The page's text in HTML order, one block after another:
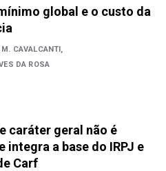
global e o custo da
CAVALCANTI,
DA ROSA
caráter geral não é
integra a base do IRPJ e
Carf